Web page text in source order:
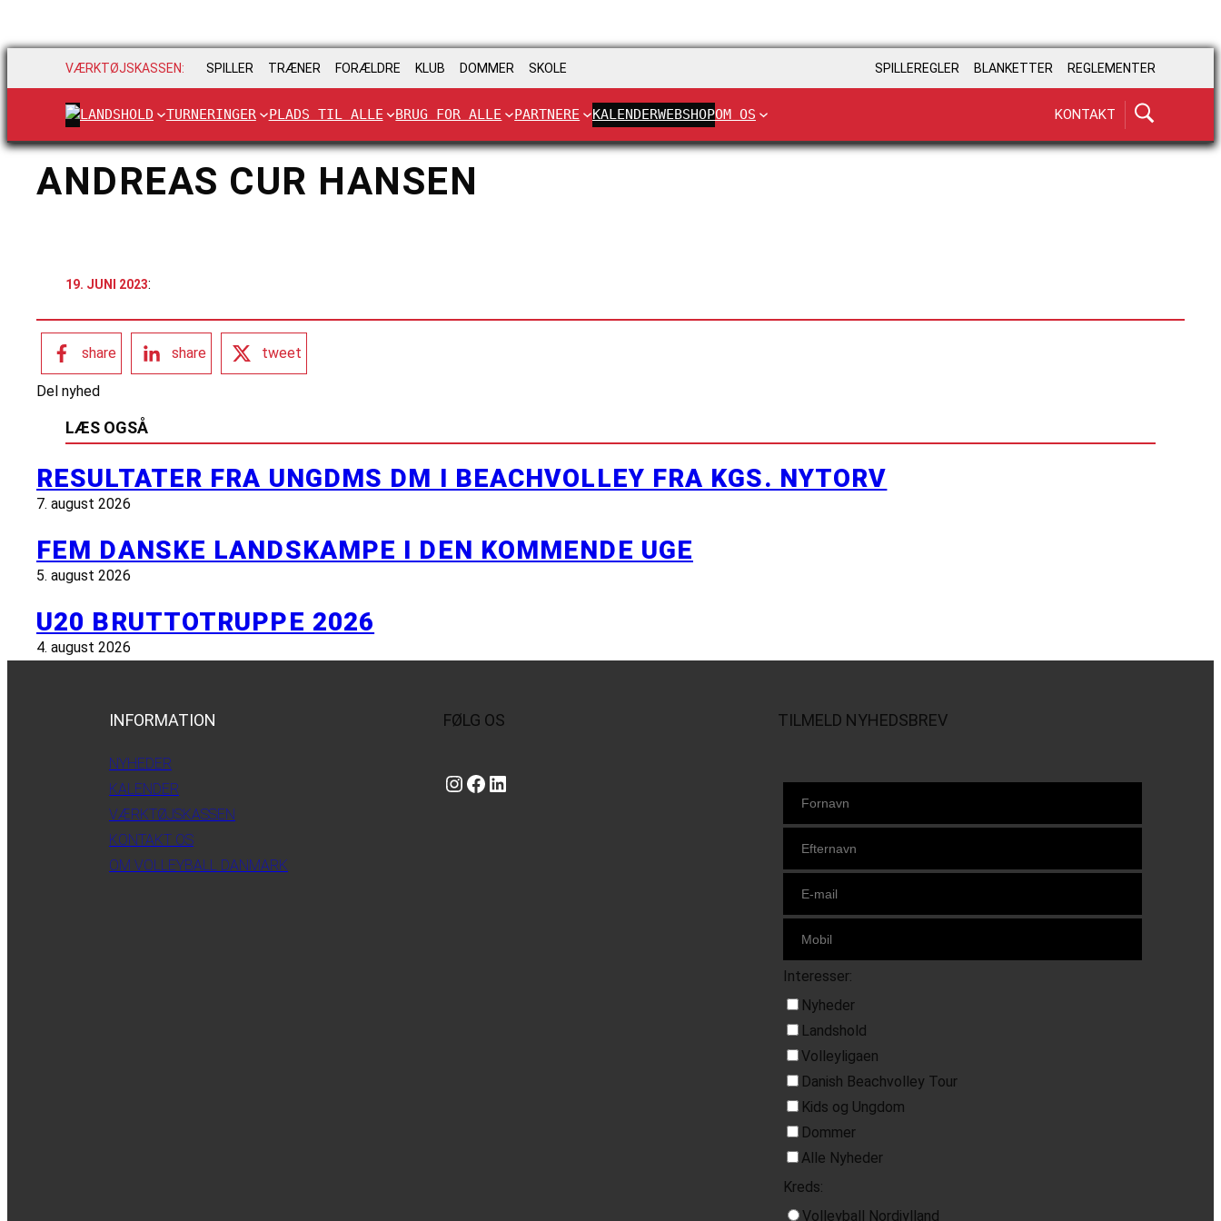
VÆRKTØJSKASSEN: SPILLER TRÆNER FORÆLDRE KLUB DOMMER SKOLE SPILLEREGLER BLANKETTER REGLEMENTER
LANDSHOLD TURNERINGER PLADS TIL ALLE BRUG FOR ALLE PARTNERE KALENDERWEBSHOPOM OS KONTAKT
ANDREAS CUR HANSEN
19. JUNI 2023:
share share tweet
Del nyhed
LÆS OGSÅ
RESULTATER FRA UNGDMS DM I BEACHVOLLEY FRA KGS. NYTORV
7. august 2026
FEM DANSKE LANDSKAMPE I DEN KOMMENDE UGE
5. august 2026
U20 BRUTTOTRUPPE 2026
4. august 2026
INFORMATION
NYHEDER
KALENDER
VÆRKTØJSKASSEN
KONTAKT OS
OM VOLLEYBALL DANMARK
FØLG OS
Instagram https://www.facebook.com/danishbeachvolleytour LinkedIn
TILMELD NYHEDSBREV
Interesser:
Nyheder
Landshold
Volleyligaen
Danish Beachvolley Tour
Kids og Ungdom
Dommer
Alle Nyheder
Kreds:
Volleyball Nordjylland